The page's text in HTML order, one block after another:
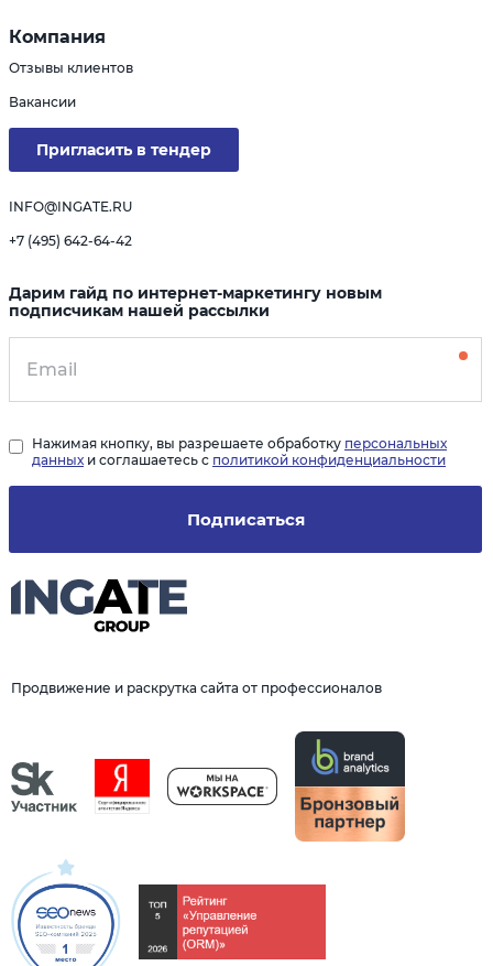
Продвижение и раскрутка сайта от профессионалов
Компания
Отзывы клиентов
Вакансии
Пригласить в тендер
INFO@INGATE.RU
+7 (495) 642-64-42
Дарим гайд по интернет-маркетингу новым
подписчикам нашей рассылки
Подписаться
Нажимая кнопку, вы разрешаете обработку персональных
данных и соглашаетесь с политикой конфиденциальности